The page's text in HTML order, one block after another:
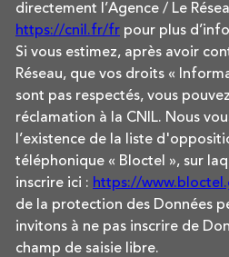
directement l’Agence / Le
https://cnil.fr/fr pour plus
Si vous estimez, après avoir
Réseau, que vos droits «
sont pas respectés, vous
réclamation à la CNIL. Nous
l’existence de la liste
téléphonique « Bloctel », sur
inscrire ici : https://
de la protection des Données
invitons à ne pas inscrire de
champ de saisie libre.